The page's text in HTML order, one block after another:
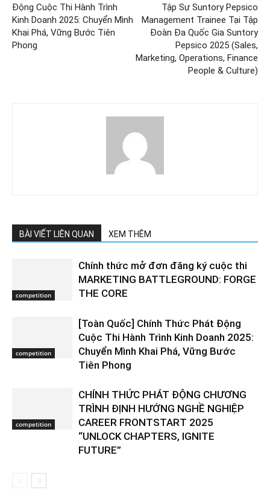
Động Cuộc Thi Hành Trình
Kinh Doanh 2025: Chuyển Mình
Khai Phá, Vững Bước Tiên
Phong
Tập Sự Suntory Pepsico
Management Trainee Tại Tập
Đoàn Đa Quốc Gia Suntory
Pepsico 2025 (Sales,
Marketing, Operations, Finance
People & Culture)
BÀI VIẾT LIÊN QUAN XEM THÊM
competition
Chính thức mở đơn đăng ký cuộc thi
MARKETING BATTLEGROUND: FORGE
THE CORE
competition
[Toàn Quốc] Chính Thức Phát Động
Cuộc Thi Hành Trình Kinh Doanh 2025:
Chuyển Mình Khai Phá, Vững Bước
Tiên Phong
competition
CHÍNH THỨC PHÁT ĐỘNG CHƯƠNG
TRÌNH ĐỊNH HƯỚNG NGHỀ NGHIỆP
CAREER FRONTSTART 2025
“UNLOCK CHAPTERS, IGNITE
FUTURE”